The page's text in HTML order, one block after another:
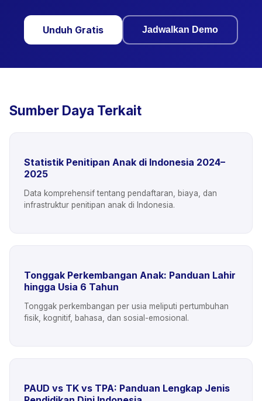
Unduh Gratis Jadwalkan Demo
Sumber Daya Terkait
Statistik Penitipan Anak di Indonesia 2024–
2025
Data komprehensif tentang pendaftaran, biaya, dan
infrastruktur penitipan anak di Indonesia.
Tonggak Perkembangan Anak: Panduan Lahir
hingga Usia 6 Tahun
Tonggak perkembangan per usia meliputi pertumbuhan
fisik, kognitif, bahasa, dan sosial-emosional.
PAUD vs TK vs TPA: Panduan Lengkap Jenis